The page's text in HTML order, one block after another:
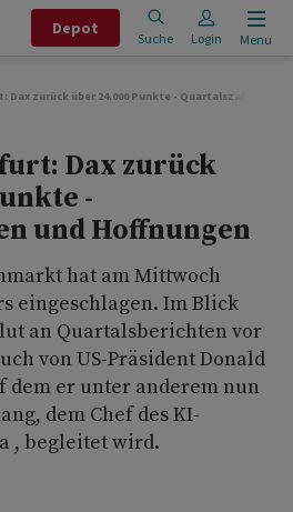
Depot
Suche Login Menu
Dax zurück über 24.000 Punkte - Quartalszahlen und
Dax zurück
-
und Hoffnungen
hat am Mittwoch
eingeschlagen. Im Blick
an Quartalsberichten vor
von US-Präsident Donald
dem er unter anderem nun
dem Chef des KI-
, begleitet wird.